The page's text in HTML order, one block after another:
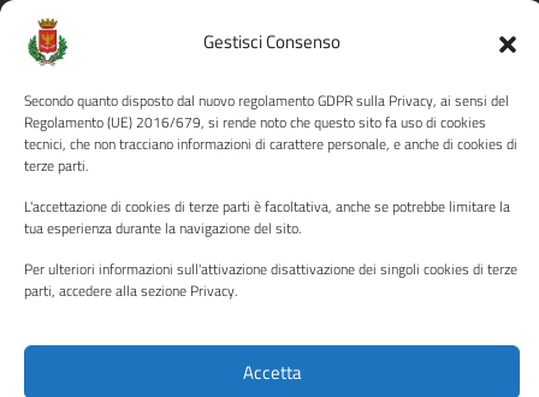
Gestisci Consenso
Secondo quanto disposto dal nuovo regolamento GDPR sulla Privacy, ai sensi del
Regolamento (UE) 2016/679, si rende noto che questo sito fa uso di cookies
tecnici, che non tracciano informazioni di carattere personale, e anche di cookies di
terze parti.
L'accettazione di cookies di terze parti è facoltativa, anche se potrebbe limitare la
tua esperienza durante la navigazione del sito.
Per ulteriori informazioni sull'attivazione disattivazione dei singoli cookies di terze
parti, accedere alla sezione Privacy.
Accetta
Albo pretorio
Informativa privacy
Note legali
Dichiarazione di accessibilità
Piano di miglioramento del sito
SEGUICI SU
Facebook YouTube Twitter